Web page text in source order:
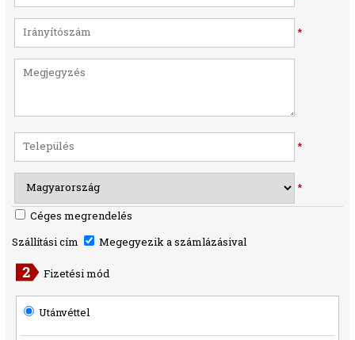
*
*
*
Céges megrendelés
Szállítási cím
Megegyezik a számlázásival
Fizetési mód
Utánvéttel